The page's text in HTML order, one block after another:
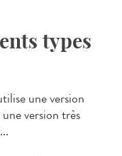
types
une version
version très